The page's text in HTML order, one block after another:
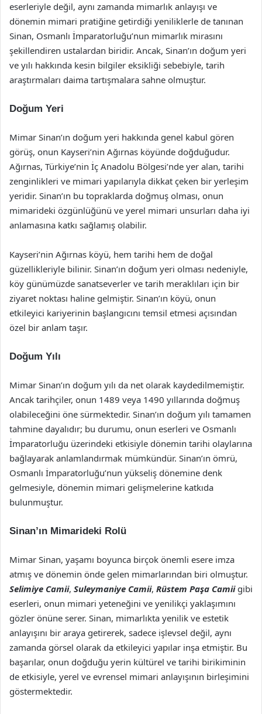
eserleriyle değil, aynı zamanda mimarlık anlayışı ve
dönemin mimari pratiğine getirdiği yeniliklerle de tanınan
Sinan, Osmanlı İmparatorluğu’nun mimarlık mirasını
şekillendiren ustalardan biridir. Ancak, Sinan’ın doğum yeri
ve yılı hakkında kesin bilgiler eksikliği sebebiyle, tarih
araştırmaları daima tartışmalara sahne olmuştur.
Doğum Yeri
Mimar Sinan’ın doğum yeri hakkında genel kabul gören
görüş, onun Kayseri’nin Ağırnas köyünde doğduğudur.
Ağırnas, Türkiye’nin İç Anadolu Bölgesi’nde yer alan, tarihi
zenginlikleri ve mimari yapılarıyla dikkat çeken bir yerleşim
yeridir. Sinan’ın bu topraklarda doğmuş olması, onun
mimarideki özgünlüğünü ve yerel mimari unsurları daha iyi
anlamasına katkı sağlamış olabilir.
Kayseri’nin Ağırnas köyü, hem tarihi hem de doğal
güzellikleriyle bilinir. Sinan’ın doğum yeri olması nedeniyle,
köy günümüzde sanatseverler ve tarih meraklıları için bir
ziyaret noktası haline gelmiştir. Sinan’ın köyü, onun
etkileyici kariyerinin başlangıcını temsil etmesi açısından
özel bir anlam taşır.
Doğum Yılı
Mimar Sinan’ın doğum yılı da net olarak kaydedilmemiştir.
Ancak tarihçiler, onun 1489 veya 1490 yıllarında doğmuş
olabileceğini öne sürmektedir. Sinan’ın doğum yılı tamamen
tahmine dayalıdır; bu durumu, onun eserleri ve Osmanlı
İmparatorluğu üzerindeki etkisiyle dönemin tarihi olaylarına
bağlayarak anlamlandırmak mümkündür. Sinan’ın ömrü,
Osmanlı İmparatorluğu’nun yükseliş dönemine denk
gelmesiyle, dönemin mimari gelişmelerine katkıda
bulunmuştur.
Sinan’ın Mimarideki Rolü
Mimar Sinan, yaşamı boyunca birçok önemli esere imza
atmış ve dönemin önde gelen mimarlarından biri olmuştur.
Selimiye Camii, Suleymaniye Camii, Rüstem Paşa Camiigibi
eserleri, onun mimari yeteneğini ve yenilikçi yaklaşımını
gözler önüne serer. Sinan, mimarlıkta yenilik ve estetik
anlayışını bir araya getirerek, sadece işlevsel değil, aynı
zamanda görsel olarak da etkileyici yapılar inşa etmiştir. Bu
başarılar, onun doğduğu yerin kültürel ve tarihi birikiminin
de etkisiyle, yerel ve evrensel mimari anlayışının birleşimini
göstermektedir.